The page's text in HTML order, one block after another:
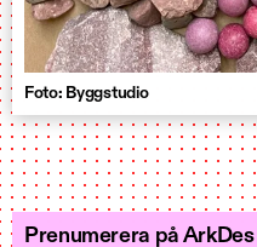
Foto: Byggstudio
Prenumerera på